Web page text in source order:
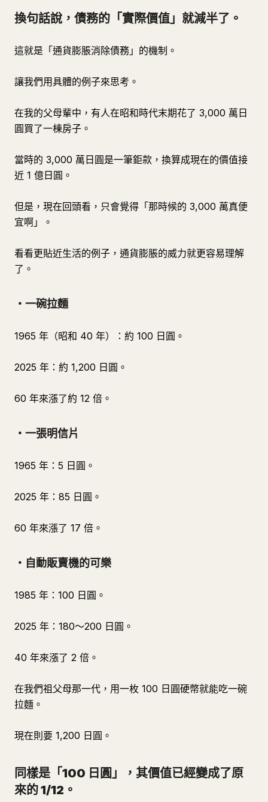
換句話說，債務的「實際價值」就減半了。
這就是「通貨膨脹消除債務」的機制。
讓我們用具體的例子來思考。
在我的父母輩中，有人在昭和時代末期花了 3,000 萬日
圓買了一棟房子。
當時的 3,000 萬日圓是一筆鉅款，換算成現在的價值接
近 1 億日圓。
但是，現在回頭看，只會覺得「那時候的 3,000 萬真便
宜啊」。
看看更貼近生活的例子，通貨膨脹的威力就更容易理解
了。
・一碗拉麵
1965 年（昭和 40 年）：約 100 日圓。
2025 年：約 1,200 日圓。
60 年來漲了約 12 倍。
・一張明信片
1965 年：5 日圓。
2025 年：85 日圓。
60 年來漲了 17 倍。
・自動販賣機的可樂
1985 年：100 日圓。
2025 年：180～200 日圓。
40 年來漲了 2 倍。
在我們祖父母那一代，用一枚 100 日圓硬幣就能吃一碗
拉麵。
現在則要 1,200 日圓。
同樣是「100 日圓」，其價值已經變成了原
來的 1/12。